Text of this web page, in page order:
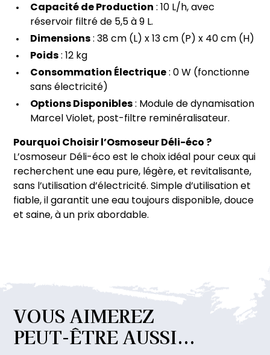
Capacité de Production : 10 L/h, avec
réservoir filtré de 5,5 à 9 L.
Dimensions : 38 cm (L) x 13 cm (P) x 40 cm (H)
Poids : 12 kg
Consommation Électrique : 0 W (fonctionne
sans électricité)
Options Disponibles : Module de dynamisation
Marcel Violet, post-filtre reminéralisateur.
Pourquoi Choisir l’Osmoseur Déli-éco ?
L’osmoseur Déli-éco est le choix idéal pour ceux qui
recherchent une eau pure, légère, et revitalisante,
sans l’utilisation d’électricité. Simple d’utilisation et
fiable, il garantit une eau toujours disponible, douce
et saine, à un prix abordable.
VOUSAIMEREZ
PEUT-ÊTREAUSSI...